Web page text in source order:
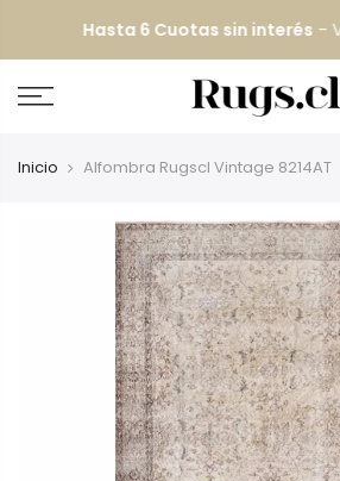
Hasta 6 Cuotas sin interés -
Inicio Alfombra Rugscl Vintage 8214AT